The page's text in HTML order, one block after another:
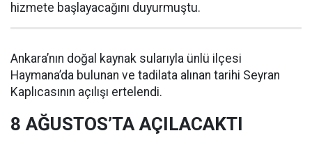
hizmete başlayacağını duyurmuştu.
Ankara’nın doğal kaynak sularıyla ünlü ilçesi
Haymana’da bulunan ve tadilata alınan tarihi Seyran
Kaplıcasının açılışı ertelendi.
8 AĞUSTOS’TA AÇILACAKTI